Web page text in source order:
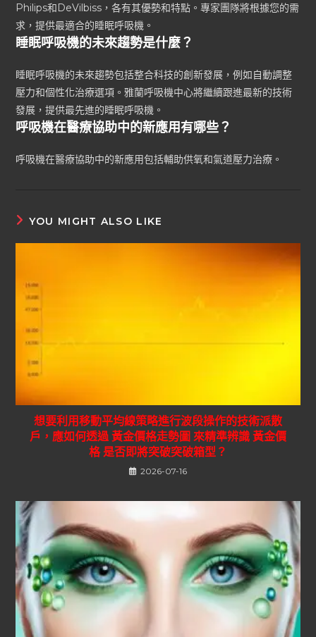
Philips和DeVilbiss，各有其優勢和特點。專家團隊將根據您的需
求，提供最適合的睡眠呼吸機。
睡眠呼吸機的未來趨勢是什麼？
睡眠呼吸機的未來趨勢包括整合科技的創新發展，例如自動調整
壓力和個性化治療選項。雅蘭呼吸機中心將繼續跟進最新的技術
發展，提供最先進的睡眠呼吸機。
呼吸機在醫療協助中的新應用有哪些？
呼吸機在醫療協助中的新應用包括輔助供氧和氣道壓力治療。
YOU MIGHT ALSO LIKE
想要利用移動平均線策略進行波段操作的技術派散
戶，應如何透過 黃金價格走勢圖 來精準辨識 黃金價
格 是否即將突破突破箱型？
2026-07-16